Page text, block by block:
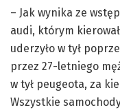
– Jak wynika ze
audi, którym
uderzyło w tył
przez 27-letniego
w tył peugeota, za
Wszystkie